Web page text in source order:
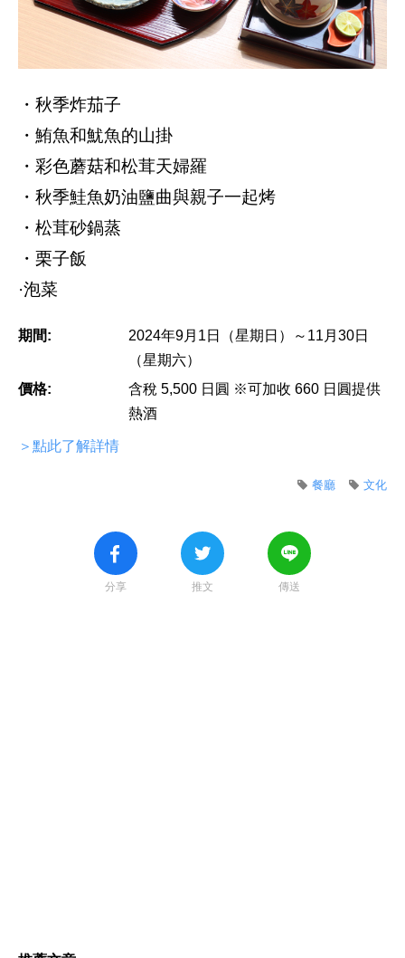
・秋季炸茄子
・鮪魚和魷魚的山掛
・彩色蘑菇和松茸天婦羅
・秋季鮭魚奶油鹽曲與親子一起烤
・松茸砂鍋蒸
・栗子飯
·泡菜
期間:
2024年9月1日（星期日）～11月30日
（星期六）
價格:
含稅 5,500 日圓 ※可加收 660 日圓提供
熱酒
＞點此了解詳情
文化
餐廳
分享 推文 傳送